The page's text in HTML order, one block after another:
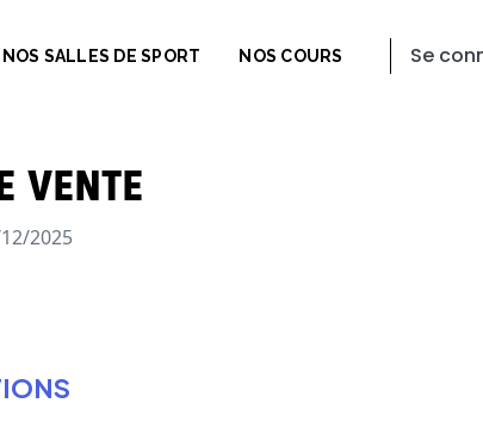
NOS SALLES DE SPORT NOS COURS Se
VENTE
2025